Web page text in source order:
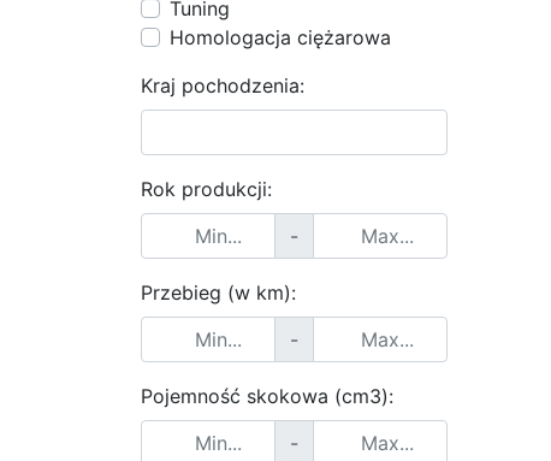
Tuning
Homologacja ciężarowa
Kraj pochodzenia:
Rok produkcji:
-
Przebieg (w km):
-
Pojemność skokowa (cm3):
-